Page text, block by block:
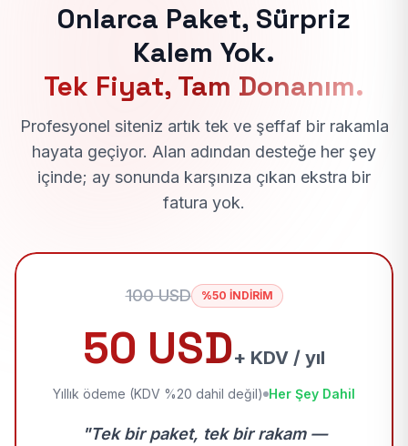
Onlarca Paket, Sürpriz
Kalem Yok.
Tek Fiyat, Tam Donanım.
Profesyonel siteniz artık tek ve şeffaf bir rakamla
hayata geçiyor. Alan adından desteğe her şey
içinde; ay sonunda karşınıza çıkan ekstra bir
fatura yok.
100 USD %50 İNDİRİM
50 USD+ KDV / yıl
Yıllık ödeme (KDV %20 dahil değil) Her Şey Dahil
"Tek bir paket, tek bir rakam —